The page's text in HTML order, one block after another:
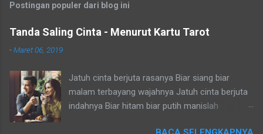
Postingan populer dari blog ini
Tanda Saling Cinta - Menurut Kartu Tarot
-Maret 06, 2019
Jatuh cinta berjuta rasanya Biar siang biar
malam terbayang wajahnya Jatuh cinta berjuta
indahnya Biar hitam biar putih manislah